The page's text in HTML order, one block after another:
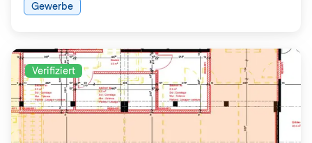
Gewerbe
Verifiziert